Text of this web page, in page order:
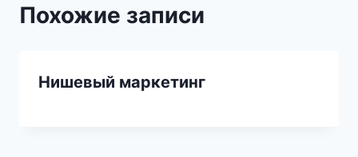
Похожие записи
Нишевый маркетинг